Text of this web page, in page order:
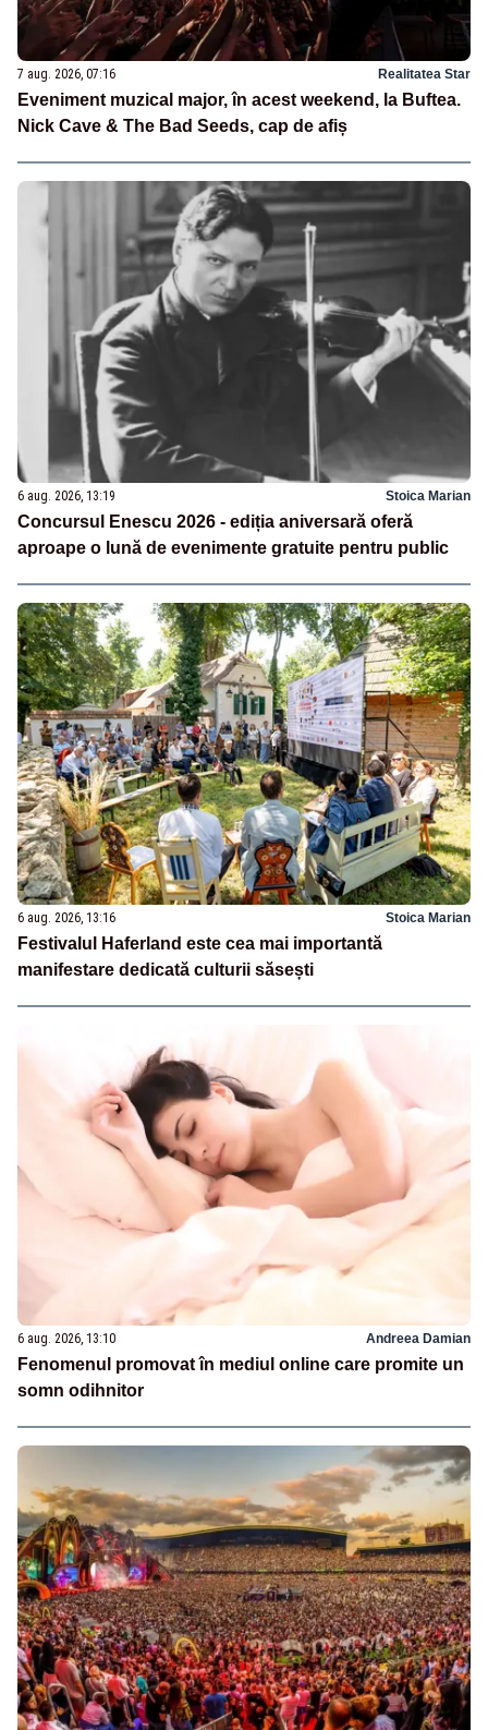
7 aug. 2026, 07:16 Realitatea Star
Eveniment muzical major, în acest weekend, la Buftea.
Nick Cave & The Bad Seeds, cap de afiș
6 aug. 2026, 13:19 Stoica Marian
Concursul Enescu 2026 - ediția aniversară oferă
aproape o lună de evenimente gratuite pentru public
6 aug. 2026, 13:16 Stoica Marian
Festivalul Haferland este cea mai importantă
manifestare dedicată culturii săsești
6 aug. 2026, 13:10 Andreea Damian
Fenomenul promovat în mediul online care promite un
somn odihnitor